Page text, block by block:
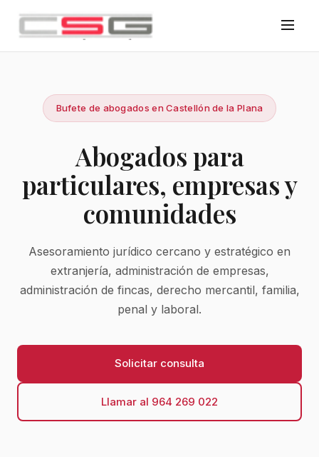
Bufete de abogados en Castellón de la Plana
Abogados para
particulares, empresas y
comunidades
Asesoramiento jurídico cercano y estratégico en
extranjería, administración de empresas,
administración de fincas, derecho mercantil, familia,
penal y laboral.
Solicitar consulta
Llamar al 964 269 022